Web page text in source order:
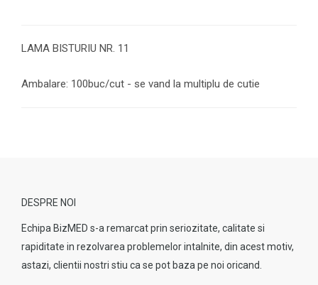
LAMA BISTURIU NR. 11
Ambalare: 100buc/cut - se vand la multiplu de cutie
DESPRE NOI
Echipa BizMED s-a remarcat prin seriozitate, calitate si
rapiditate in rezolvarea problemelor intalnite, din acest motiv,
astazi, clientii nostri stiu ca se pot baza pe noi oricand.